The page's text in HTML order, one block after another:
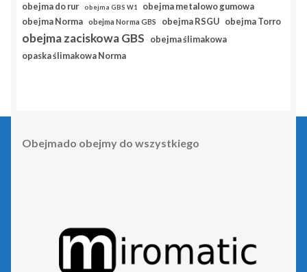
obejma do rur obejma GBS W1 obejma metalowo gumowa
obejma Norma obejma Norma GBS obejma RSGU obejma Torro
obejma zaciskowa GBS
obejma ślimakowa
opaska ślimakowa Norma
Obejmado obejmy do wszystkiego